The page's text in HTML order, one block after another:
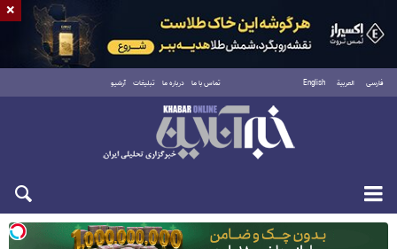
فارسی العربية English تماس با ما درباره ما تبلیغات آرشیو
دوشنبه ۱۹ مرداد ۱۴۰۵
×